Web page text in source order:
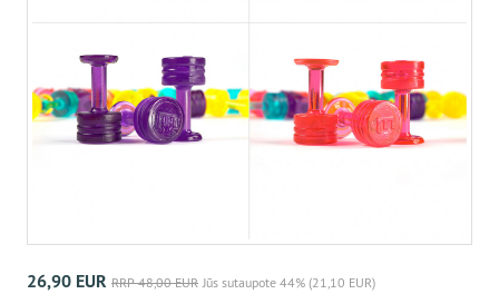
26,90 EUR RRP 48,00 EUR Jūs sutaupote 44% (21,10 EUR)